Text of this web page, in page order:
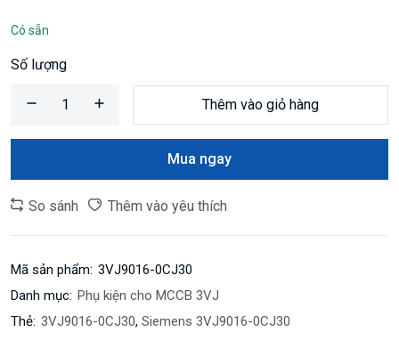
Có sẵn
Số lượng
Thêm vào giỏ hàng
Mua ngay
So sánh Thêm vào yêu thích
Mã sản phẩm: 3VJ9016-0CJ30
Danh mục: Phụ kiện cho MCCB 3VJ
Thẻ: 3VJ9016-0CJ30, Siemens 3VJ9016-0CJ30